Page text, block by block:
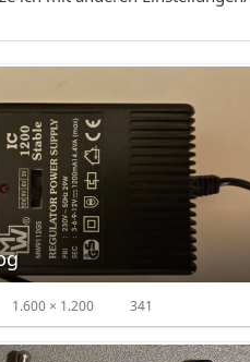
1.600 × 1.200 341